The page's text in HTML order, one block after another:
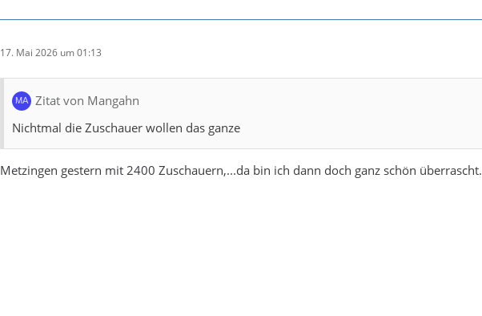
17. Mai 2026 um 01:13
Zitat von Mangahn
Nichtmal die Zuschauer wollen das ganze
Metzingen gestern mit 2400 Zuschauern,...da bin ich dann doch ganz schön überrascht.